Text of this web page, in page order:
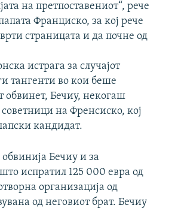
на претпоставениот“, рече
Франциско, за кој рече
страницата и да почне од
истрага за случајот
тангенти во кои беше
обвинет, Бечиу, некогаш
на Френсиско, кој
кандидат.
Бечиу и за
испратил 125 000 евра од
организација од
од неговиот брат. Бечиу